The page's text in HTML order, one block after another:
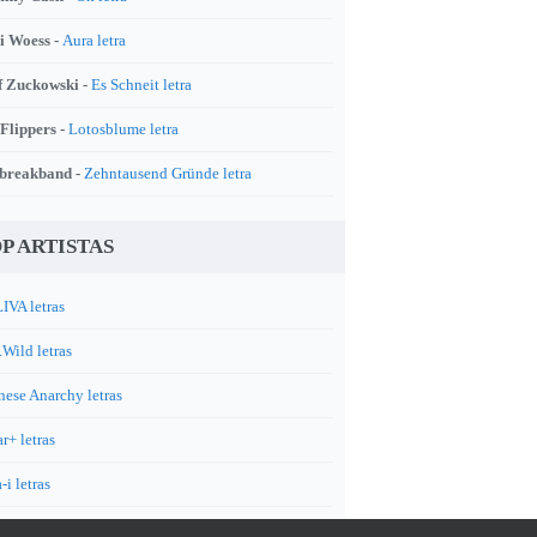
Woess - Aura letra
Zuckowski - Es Schneit letra
- Lotosblume letra
- Zehntausend Gründe letra
ARTISTAS
letras
letras
Anarchy letras
letras
i letras